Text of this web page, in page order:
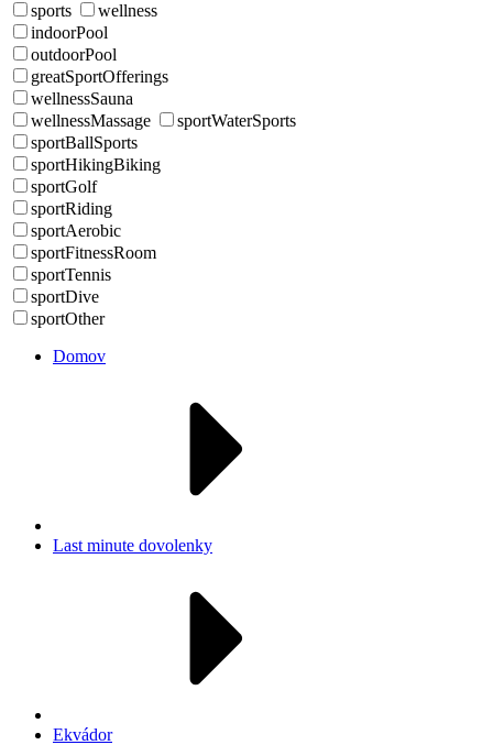
sports
wellness
indoorPool
outdoorPool
greatSportOfferings
wellnessSauna
wellnessMassage
sportWaterSports
sportBallSports
sportHikingBiking
sportGolf
sportRiding
sportAerobic
sportFitnessRoom
sportTennis
sportDive
sportOther
Domov
Last minute dovolenky
Ekvádor